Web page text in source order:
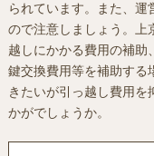
られています。また、運
ので注意しましょう。上
越しにかかる費用の補助
鍵交換費用等を補助する
きたいが引っ越し費用
かがでしょうか。